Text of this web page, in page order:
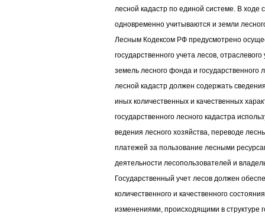
лесной кадастр по единой системе. В ходе
одновременно учитываются и земли
Лесным Кодексом РФ предусмотрено
государственного учета лесов,
земель лесного фонда и государственного
лесной кадастр должен содержать
иных количественных и качественных
государственного лесного кадастра
ведения лесного хозяйства, переводе
платежей за пользование лесными
деятельности лесопользователей и
Государственный учет лесов должен
количественного и качественного
изменениями, происходящими в структуре